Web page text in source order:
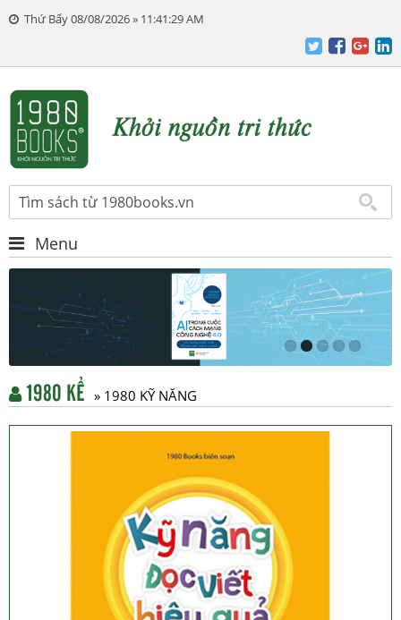
Thứ Bẩy 08/08/2026 » 11:41:29 AM
Menu
1980 KỂ » 1980 KỸ NĂNG